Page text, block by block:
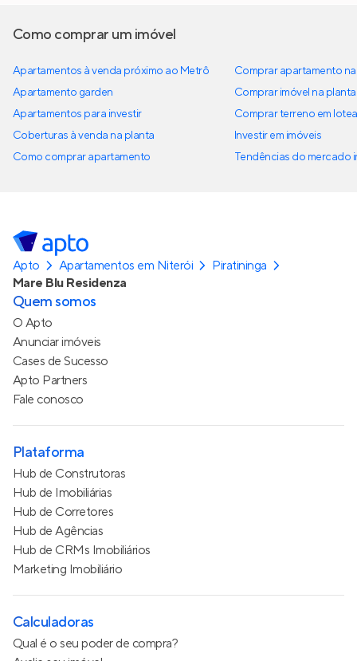
Como comprar um imóvel
Apartamentos à venda próximo ao Metrô
Apartamento garden
Apartamentos para investir
Coberturas à venda na planta
Como comprar apartamento
Comprar apartamento
Comprar imóvel na planta
Comprar terreno em
Investir em imóveis
Tendências do mercado
Apto Apartamentos em Niterói
Piratininga
Mare Blu Residenza
Quem somos
O Apto
Anunciar imóveis
Cases de Sucesso
Apto Partners
Fale conosco
Plataforma
Hub de Construtoras
Hub de Imobiliárias
Hub de Corretores
Hub de Agências
Hub de CRMs Imobiliários
Marketing Imobiliário
Calculadoras
Qual é o seu poder de compra?